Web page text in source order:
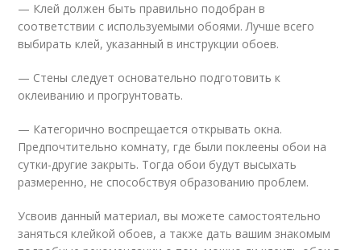
— Клей должен быть правильно подобран в
соответствии с используемыми обоями. Лучше всего
выбирать клей, указанный в инструкции обоев.
— Стены следует основательно подготовить к
оклеиванию и прогрунтовать.
— Категорично воспрещается открывать окна.
Предпочтительно комнату, где были поклеены обои на
сутки-другие закрыть. Тогда обои будут высыхать
размеренно, не способствуя образованию проблем.
Усвоив данный материал, вы можете самостоятельно
заняться клейкой обоев, а также дать вашим знакомым